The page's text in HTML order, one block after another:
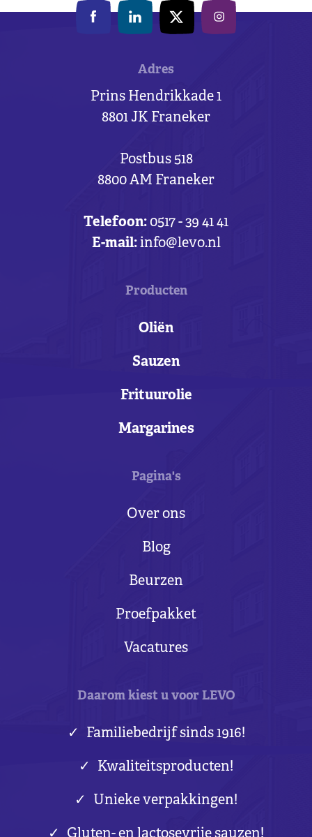
Adres
Prins Hendrikkade 1
8801 JK Franeker
Postbus 518
8800 AM Franeker
Telefoon: 0517 - 39 41 41
E-mail:info@levo.nl
Producten
Oliën
Sauzen
Frituurolie
Margarines
Pagina's
Over ons
Blog
Beurzen
Proefpakket
Vacatures
Daarom kiest u voor LEVO
Familiebedrijf sinds 1916!
Kwaliteitsproducten!
Unieke verpakkingen!